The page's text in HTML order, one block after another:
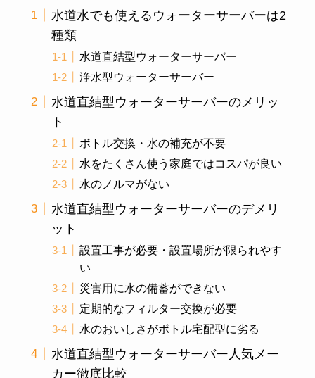
水道水でも使えるウォーターサーバーは2
種類
水道直結型ウォーターサーバー
浄水型ウォーターサーバー
水道直結型ウォーターサーバーのメリッ
ト
ボトル交換・水の補充が不要
水をたくさん使う家庭ではコスパが良い
水のノルマがない
水道直結型ウォーターサーバーのデメリ
ット
設置工事が必要・設置場所が限られやす
い
災害用に水の備蓄ができない
定期的なフィルター交換が必要
水のおいしさがボトル宅配型に劣る
水道直結型ウォーターサーバー人気メー
カー徹底比較